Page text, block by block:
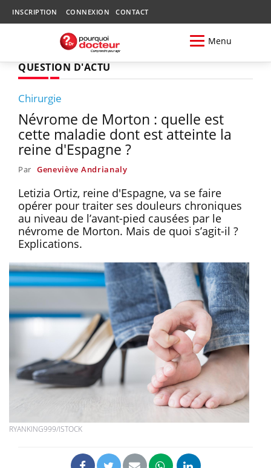
INSCRIPTION CONNEXION CONTACT
Menu
QUESTION D'ACTU
Chirurgie
Névrome de Morton : quelle est
cette maladie dont est atteinte la
reine d'Espagne ?
Par Geneviève Andrianaly
Letizia Ortiz, reine d'Espagne, va se faire
opérer pour traiter ses douleurs chroniques
au niveau de l’avant-pied causées par le
névrome de Morton. Mais de quoi s’agit-il ?
Explications.
RYANKING999/ISTOCK